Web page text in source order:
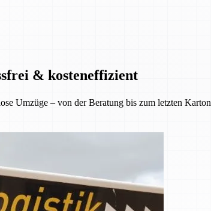
& kosteneffizient
Umzüge – von der Beratung bis zum letzten